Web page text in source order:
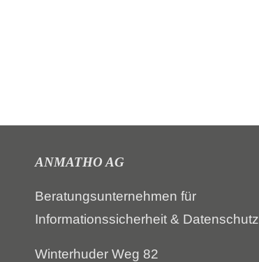
ANMATHO AG
Beratungsunternehmen für
Informationssicherheit & Datenschutz
Winterhuder Weg 82